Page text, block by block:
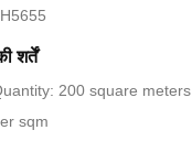
शर्तें
200 square meters
sqm